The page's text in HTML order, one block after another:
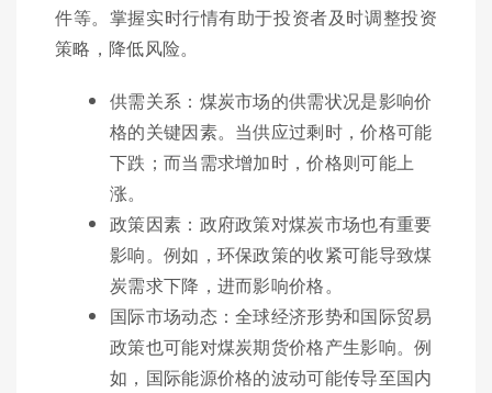
件等。掌握实时行情有助于投资者及时调整投资
策略，降低风险。
供需关系：煤炭市场的供需状况是影响价
格的关键因素。当供应过剩时，价格可能
下跌；而当需求增加时，价格则可能上
涨。
政策因素：政府政策对煤炭市场也有重要
影响。例如，环保政策的收紧可能导致煤
炭需求下降，进而影响价格。
国际市场动态：全球经济形势和国际贸易
政策也可能对煤炭期货价格产生影响。例
如，国际能源价格的波动可能传导至国内